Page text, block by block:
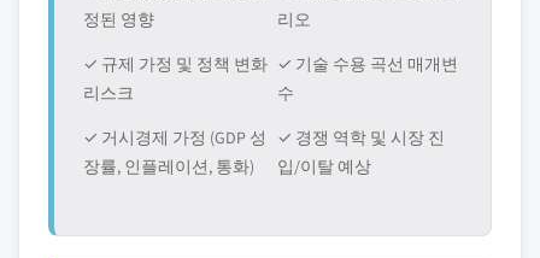
정된 영향
리오
✓ 규제 가정 및 정책 변화
리스크
✓ 기술 수용 곡선 매개변
수
✓ 거시경제 가정 (GDP 성
장률, 인플레이션, 통화)
✓ 경쟁 역학 및 시장 진
입/이탈 예상